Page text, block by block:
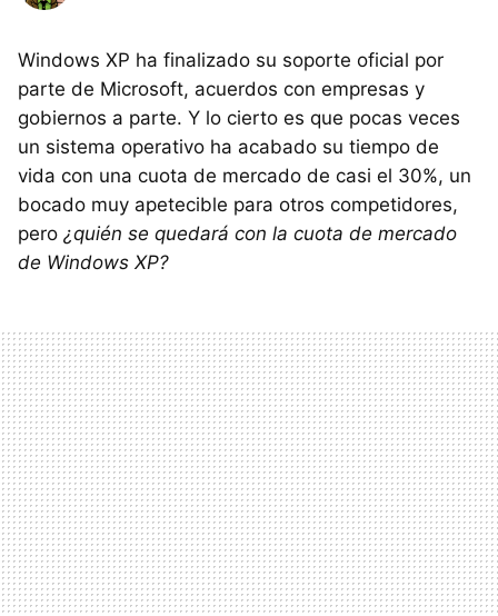
Windows XP ha finalizado su soporte oficial por
parte de Microsoft, acuerdos con empresas y
gobiernos a parte. Y lo cierto es que pocas veces
un sistema operativo ha acabado su tiempo de
vida con una cuota de mercado de casi el 30%, un
bocado muy apetecible para otros competidores,
pero ¿quién se quedará con la cuota de mercado
de Windows XP?